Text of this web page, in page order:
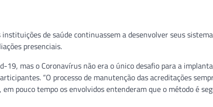
de saúde continuassem a desenvolver seus
presenciais.
mas o Coronavírus não era o único desafio para a
“O processo de manutenção das acreditações
pouco tempo os envolvidos entenderam que o método é